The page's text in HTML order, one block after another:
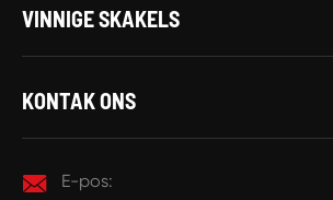
VINNIGE SKAKELS
KONTAK ONS

E-pos: